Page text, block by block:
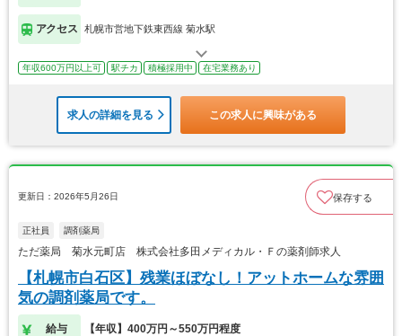
アクセス 札幌市営地下鉄東西線 菊水駅
年収600万円以上可 駅チカ 積極採用中 在宅業務あり
求人の詳細を見る この求人に興味がある
更新日：2026年5月26日 保存する
正社員 調剤薬局
ただ薬局 菊水元町店 株式会社多田メディカル・Ｆの薬剤師求人
【札幌市白石区】残業ほぼなし！アットホームな雰囲
気の調剤薬局です。
給与 【年収】400万円～550万円程度